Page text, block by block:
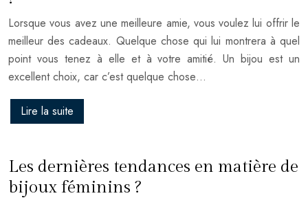
Lorsque vous avez une meilleure amie, vous voulez lui offrir le
meilleur des cadeaux. Quelque chose qui lui montrera à quel
point vous tenez à elle et à votre amitié. Un bijou est un
excellent choix, car c’est quelque chose…
Lire la suite
Les dernières tendances en matière de
bijoux féminins ?